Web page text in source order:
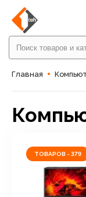
Главная
ТОВАРОВ - 379